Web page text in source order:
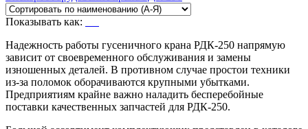
Показывать как:
Надежность работы гусеничного крана РДК-250 напрямую
зависит от своевременного обслуживания и замены
изношенных деталей. В противном случае простои техники
из-за поломок оборачиваются крупными убытками.
Предприятиям крайне важно наладить бесперебойные
поставки качественных запчастей для РДК-250.